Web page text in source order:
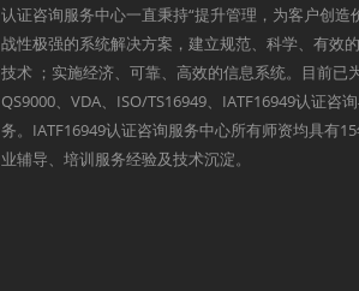
认证咨询服务中心一直秉持“提升管理，为客户创
战性极强的系统解决方案，建立规范、科学、有效
技术 ；实施经济、可靠、高效的信息系统。目前已
QS9000、VDA、ISO/TS16949、IATF16949认证咨
务。IATF16949认证咨询服务中心所有师资均具有
业辅导、培训服务经验及技术沉淀。